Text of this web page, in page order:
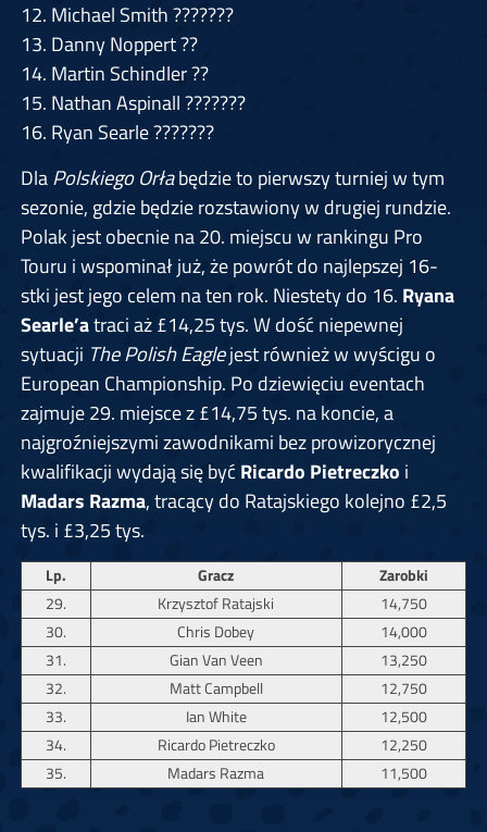
12. Michael Smith???????
13. Danny Noppert??
14. Martin Schindler??
15. Nathan Aspinall???????
16. Ryan Searle???????
DlaPolskiego Orłabędzie to pierwszy turniej w tym
sezonie, gdzie będzie rozstawiony w drugiej rundzie.
Polak jest obecnie na 20. miejscu w rankingu Pro
Touru i wspominał już, że powrót do najlepszej 16-
stki jest jego celem na ten rok. Niestety do 16. Ryana
Searle’atraci aż £14,25 tys. W dość niepewnej
sytuacji The Polish Eaglejest również w wyścigu o
European Championship. Po dziewięciu eventach
zajmuje 29. miejsce z £14,75 tys. na koncie, a
najgroźniejszymi zawodnikami bez prowizorycznej
kwalifikacji wydają się byćRicardo Pietreczko i
Madars Razma, tracący do Ratajskiego kolejno £2,5
tys. i £3,25 tys.
Lp. Gracz
Zarobki
29.
Krzysztof Ratajski
14,750
30.
Chris Dobey
14,000
31.
Gian Van Veen
13,250
32.
Matt Campbell
12,750
33.
Ian White
12,500
34.
Ricardo Pietreczko
12,250
35.
Madars Razma 11,500